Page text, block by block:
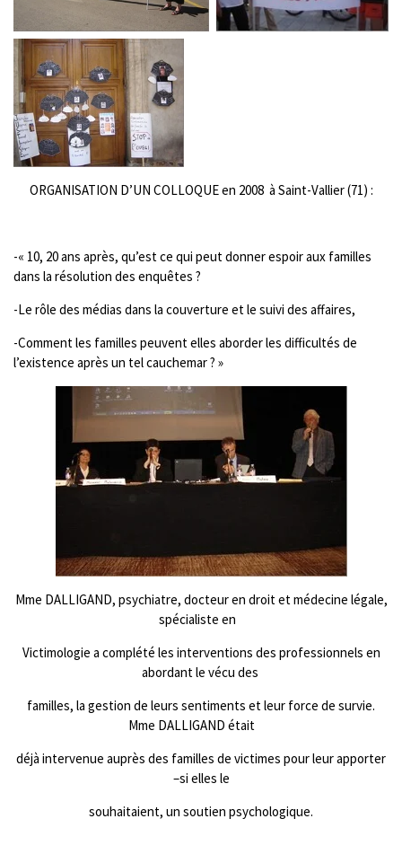
ORGANISATION D’UN COLLOQUE en 2008 à Saint-Vallier (71) :
-« 10, 20 ans après, qu’est ce qui peut donner espoir aux familles
dans la résolution des enquêtes ?
-Le rôle des médias dans la couverture et le suivi des affaires,
-Comment les familles peuvent elles aborder les difficultés de
l’existence après un tel cauchemar ? »
Mme DALLIGAND, psychiatre, docteur en droit et médecine légale,
spécialiste en
Victimologie a complété les interventions des professionnels en
abordant le vécu des
familles, la gestion de leurs sentiments et leur force de survie.
Mme DALLIGAND était
déjà intervenue auprès des familles de victimes pour leur apporter
–si elles le
souhaitaient, un soutien psychologique.